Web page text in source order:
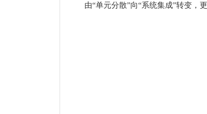
由“单元分散”向“系统集成”转变，